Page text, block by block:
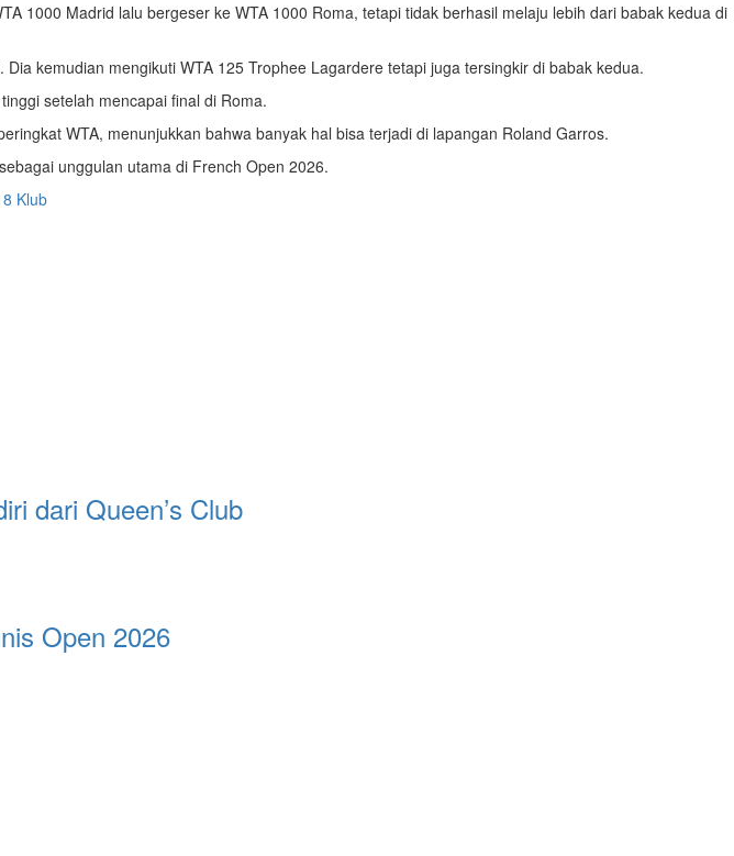
1000 Madrid lalu bergeser ke WTA 1000 Roma, tetapi tidak berhasil melaju lebih dari babak kedua di
kemudian mengikuti WTA 125 Trophee Lagardere tetapi juga tersingkir di babak kedua.
setelah mencapai final di Roma.
WTA, menunjukkan bahwa banyak hal bisa terjadi di lapangan Roland Garros.
unggulan utama di French Open 2026.
Klub
dari Queen’s Club
Open 2026